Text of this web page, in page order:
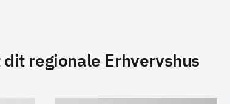
regionale Erhvervshus